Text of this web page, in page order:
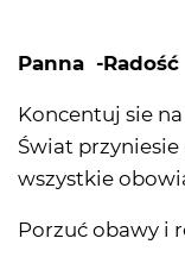
Panna -Radość
Koncentuj sie
Świat
wszystkie
Porzuć obawy i